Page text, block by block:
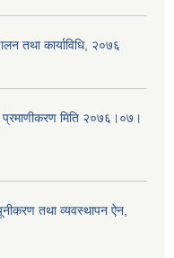
तथा कार्याविधि, २०७६
प्रमाणीकरण मिति २०७६।०७।
तथा व्यवस्थापन ऐन,